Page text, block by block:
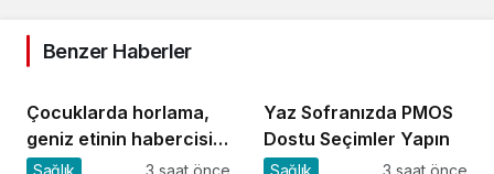
Benzer Haberler
Çocuklarda horlama,
geniz etinin habercisi
olabilir!
Sağlık 3 saat önce
Yaz Sofranızda PMOS
Dostu Seçimler Yapın
Sağlık 3 saat önce